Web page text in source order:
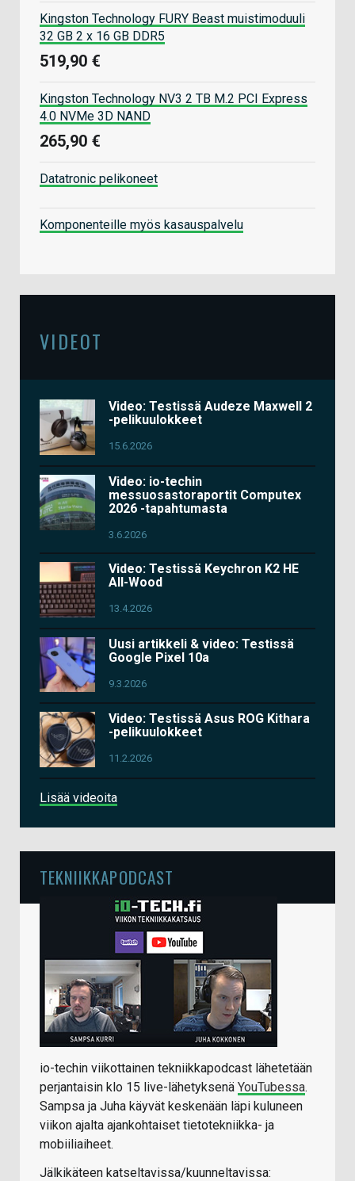
Kingston Technology FURY Beast muistimoduuli
32 GB 2 x 16 GB DDR5
519,90 €
Kingston Technology NV3 2 TB M.2 PCI Express
4.0 NVMe 3D NAND
265,90 €
Datatronic pelikoneet
Komponenteille myös kasauspalvelu
VIDEOT
Video: Testissä Audeze Maxwell 2
-pelikuulokkeet
15.6.2026
Video: io-techin
messuosastoraportit Computex
2026 -tapahtumasta
3.6.2026
Video: Testissä Keychron K2 HE
All-Wood
13.4.2026
Uusi artikkeli & video: Testissä
Google Pixel 10a
9.3.2026
Video: Testissä Asus ROG Kithara
-pelikuulokkeet
11.2.2026
Lisää videoita
TEKNIIKKAPODCAST
io-techin viikottainen tekniikkapodcast lähetetään
perjantaisin klo 15 live-lähetyksenä YouTubessa.
Sampsa ja Juha käyvät keskenään läpi kuluneen
viikon ajalta ajankohtaiset tietotekniikka- ja
mobiiliaiheet.
Jälkikäteen katseltavissa/kuunneltavissa: